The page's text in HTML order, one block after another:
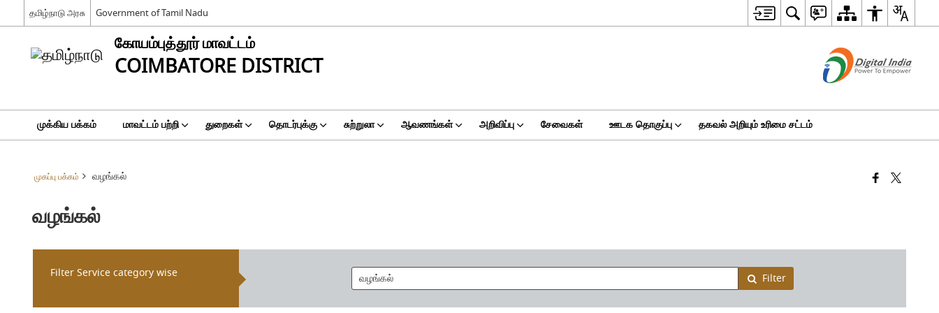
தமிழ்நாடு அரசு Government of Tamil Nadu
கோயம்புத்தூர் மாவட்டம்
COIMBATORE DISTRICT
முக்கிய பக்கம் மாவட்டம் பற்றி துறைகள் தொடர்புக்கு சுற்றுலா ஆவணங்கள் அறிவிப்பு சேவைகள் ஊடக தொகுப்பு தகவல் அறியும் உரிமை சட்டம்
முகப்பு பக்கம் வழங்கல்
வழங்கல்
Filter Service category wise Filter